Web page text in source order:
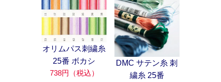
オリムパス刺繍糸
25番 ボカシ
738円（税込）
DMC サテン糸 刺
繍糸 25番